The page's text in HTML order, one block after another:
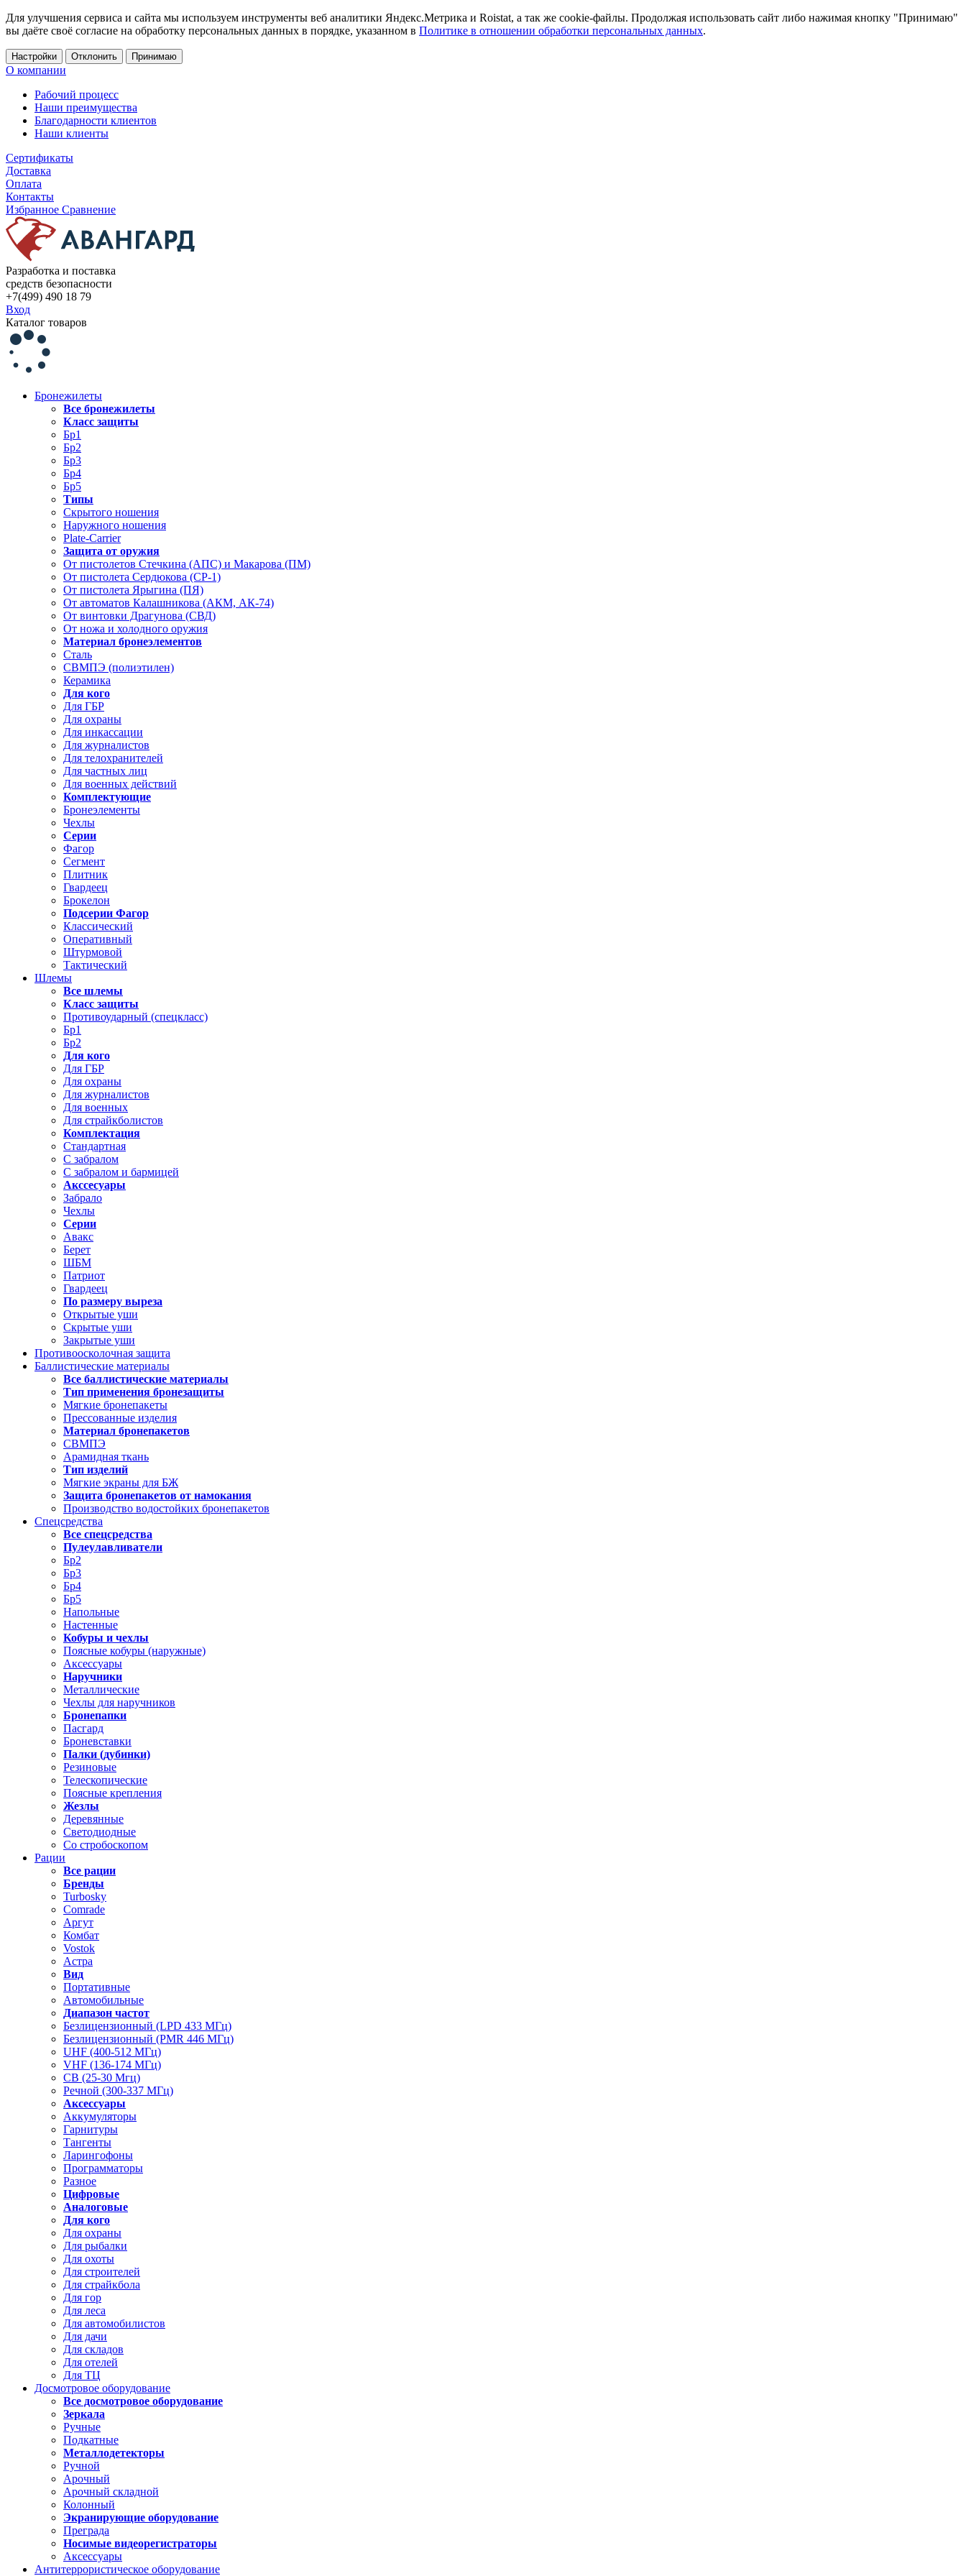
Для улучшения сервиса и сайта мы используем инструменты веб аналитики Яндекс.Метрика и Roistat, а так же cookie-файлы. Продолжая использовать сайт либо нажимая кнопку "Принимаю"
вы даёте своё согласие на обработку персональных данных в порядке, указанном в Политике в отношении обработки персональных данных.
Настройки Отклонить Принимаю
О компании
Рабочий процесс
Наши преимущества
Благодарности клиентов
Наши клиенты
Сертификаты
Доставка
Оплата
Контакты
Избранное Сравнение
Разработка и поставка
средств безопасности
+7(499) 490 18 79
Вход
Каталог товаров
Бронежилеты
Все бронежилеты
Класс защиты
Бр1
Бр2
Бр3
Бр4
Бр5
Типы
Скрытого ношения
Наружного ношения
Plate-Carrier
Защита от оружия
От пистолетов Стечкина (АПС) и Макарова (ПМ)
От пистолета Сердюкова (СР-1)
От пистолета Ярыгина (ПЯ)
От автоматов Калашникова (АКМ, АК-74)
От винтовки Драгунова (СВД)
От ножа и холодного оружия
Материал бронеэлементов
Сталь
СВМПЭ (полиэтилен)
Керамика
Для кого
Для ГБР
Для охраны
Для инкассации
Для журналистов
Для телохранителей
Для частных лиц
Для военных действий
Комплектующие
Бронеэлементы
Чехлы
Серии
Фагор
Сегмент
Плитник
Гвардеец
Брокелон
Подсерии Фагор
Классический
Оперативный
Штурмовой
Тактический
Шлемы
Все шлемы
Класс защиты
Противоударный (спецкласс)
Бр1
Бр2
Для кого
Для ГБР
Для охраны
Для журналистов
Для военных
Для страйкболистов
Комплектация
Стандартная
С забралом
С забралом и бармицей
Акссесуары
Забрало
Чехлы
Серии
Авакс
Берет
ШБМ
Патриот
Гвардеец
По размеру выреза
Открытые уши
Скрытые уши
Закрытые уши
Противоосколочная защита
Баллистические материалы
Все баллистические материалы
Тип применения бронезащиты
Мягкие бронепакеты
Прессованные изделия
Материал бронепакетов
СВМПЭ
Арамидная ткань
Тип изделий
Мягкие экраны для БЖ
Защита бронепакетов от намокания
Производство водостойких бронепакетов
Спецсредства
Все спецсредства
Пулеулавливатели
Бр2
Бр3
Бр4
Бр5
Напольные
Настенные
Кобуры и чехлы
Поясные кобуры (наружные)
Аксессуары
Наручники
Металлические
Чехлы для наручников
Бронепапки
Пасгард
Броневставки
Палки (дубинки)
Резиновые
Телескопические
Поясные крепления
Жезлы
Деревянные
Светодиодные
Со стробоскопом
Рации
Все рации
Бренды
Turbosky
Comrade
Аргут
Комбат
Vostok
Астра
Вид
Портативные
Автомобильные
Диапазон частот
Безлицензионный (LPD 433 МГц)
Безлицензионный (PMR 446 МГц)
UHF (400-512 МГц)
VHF (136-174 МГц)
CB (25-30 Мгц)
Речной (300-337 МГц)
Аксессуары
Аккумуляторы
Гарнитуры
Тангенты
Ларингофоны
Программаторы
Разное
Цифровые
Аналоговые
Для кого
Для охраны
Для рыбалки
Для охоты
Для строителей
Для страйкбола
Для гор
Для леса
Для автомобилистов
Для дачи
Для складов
Для отелей
Для ТЦ
Досмотровое оборудование
Все досмотровое оборудование
Зеркала
Ручные
Подкатные
Металлодетекторы
Ручной
Арочный
Арочный складной
Колонный
Экранирующие оборудование
Преграда
Носимые видеорегистраторы
Аксессуары
Антитеррористическое оборудование